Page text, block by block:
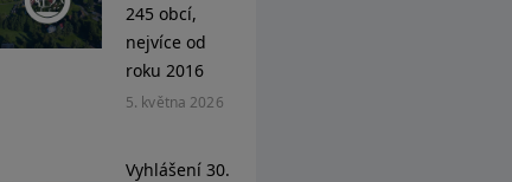
245 obcí,
nejvíce od
roku 2016
5. května 2026
Vyhlášení 30.